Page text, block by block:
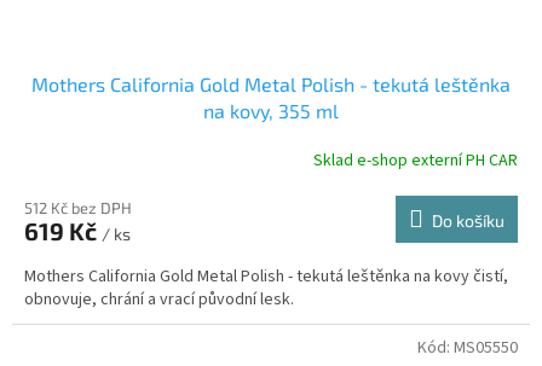
Mothers California Gold Metal Polish - tekutá leštěnka
na kovy, 355 ml
Sklad e-shop externí PH CAR
512 Kč bez DPH
619 Kč / ks
Do košíku
Mothers California Gold Metal Polish - tekutá leštěnka na kovy čistí,
obnovuje, chrání a vrací původní lesk.
Kód: MS05550